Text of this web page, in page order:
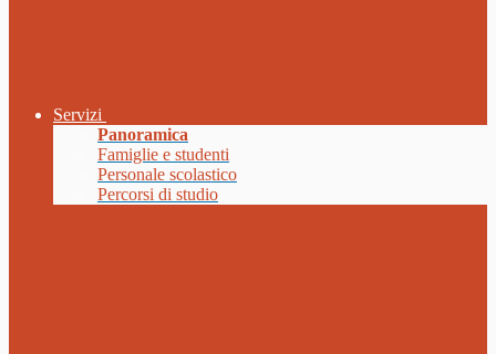
Servizi
Panoramica
Famiglie e studenti
Personale scolastico
Percorsi di studio